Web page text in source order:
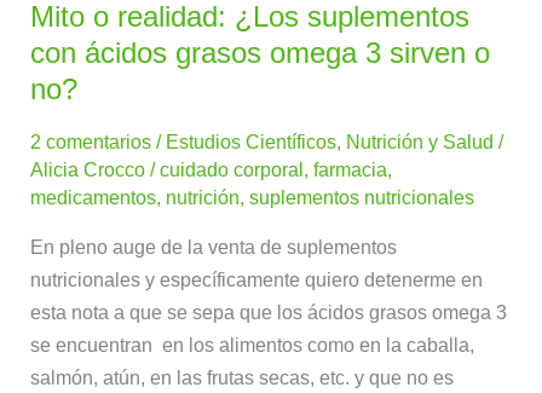
Mito o realidad: ¿Los suplementos
con ácidos grasos omega 3 sirven o
no?
2 comentarios / Estudios Científicos, Nutrición y Salud /
Alicia Crocco/cuidado corporal,farmacia,
medicamentos, nutrición,suplementos nutricionales
En pleno auge de la venta de suplementos
nutricionales y específicamente quiero detenerme en
esta nota a que se sepa que los ácidos grasos omega 3
se encuentran en los alimentos como en la caballa,
salmón, atún, en las frutas secas, etc. y que no es
Mito
o
realidad:
suplementos
con
ácidos
grasos
omega
3
sirven
o